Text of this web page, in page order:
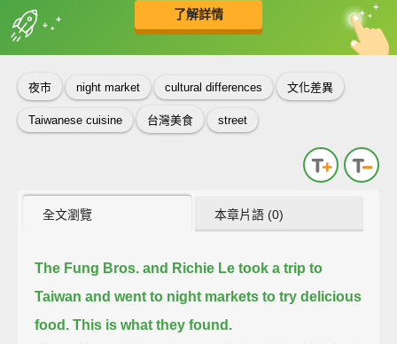
了解詳情
收錄佳句 中
英
夜市 night market cultural differences 文化差異
Taiwanese cuisine 台灣美食 street
全文瀏覽 本章片語 (0)
The Fung Bros. and Richie Le took a trip to
Taiwan and went to night markets to try delicious
food. This is what they found.